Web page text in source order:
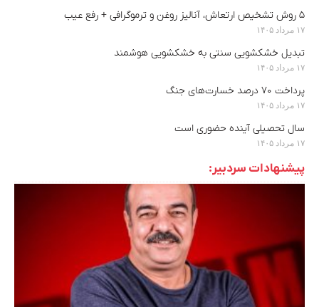
۵ روش تشخیص ارتعاش، آنالیز روغن و ترموگرافی + رفع عیب
۱۷ مرداد ۱۴۰۵
تبدیل خشکشویی سنتی به خشکشویی هوشمند
۱۷ مرداد ۱۴۰۵
پرداخت ۷۰ درصد خسارت‌های جنگ
۱۷ مرداد ۱۴۰۵
سال تحصیلی آینده حضوری است
۱۷ مرداد ۱۴۰۵
پیشنهادات سردبیر: